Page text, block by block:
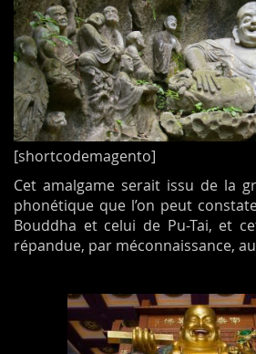
[shortcodemagento]
Cet amalgame serait issu de la
phonétique que l’on peut
Bouddha et celui de Pu-Tai, et
répandue, par méconnaissance,